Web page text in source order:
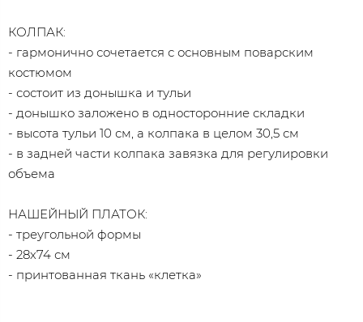
КОЛПАК:
- гармонично сочетается с основным поварским
костюмом
- состоит из донышка и тульи
- донышко заложено в односторонние складки
- высота тульи 10 см, а колпака в целом 30,5 см
- в задней части колпака завязка для регулировки
объема
НАШЕЙНЫЙ ПЛАТОК:
- треугольной формы
- 28х74 см
- принтованная ткань «клетка»